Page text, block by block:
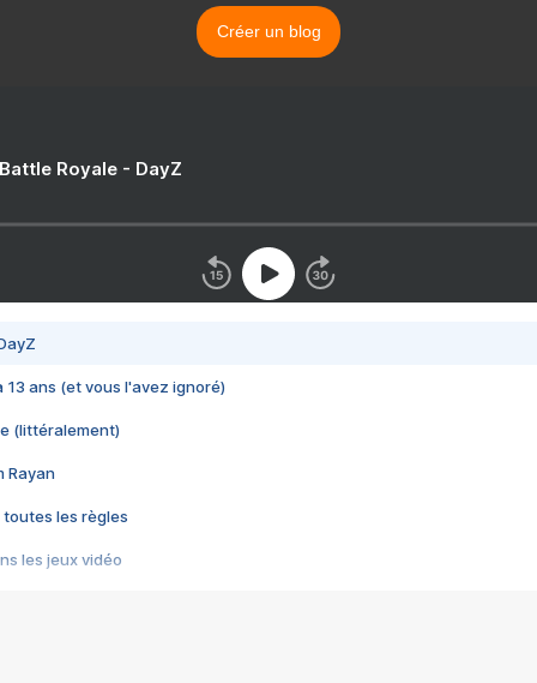
Créer un blog
Royale - DayZ
13 ans (et vous l'avez ignoré)
(littéralement)
Rayan
toutes les règles
les jeux vidéo